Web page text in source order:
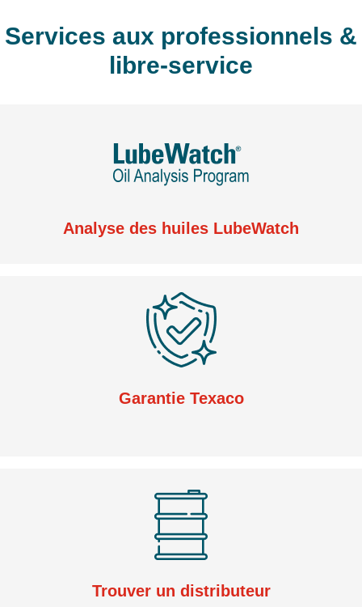
Services aux professionnels &
libre-service
Analyse des huiles LubeWatch
Garantie Texaco
Trouver un distributeur